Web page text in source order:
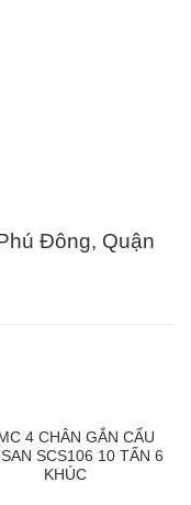
Đông, Quận
4 CHÂN GẮN CẨU
SCS106 10 TẤN 6
KHÚC